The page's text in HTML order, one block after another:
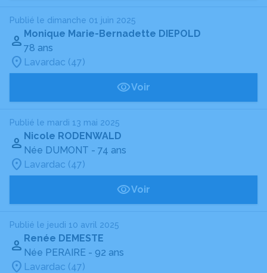
Publié le dimanche 01 juin 2025
Monique Marie-Bernadette DIEPOLD
78 ans
Lavardac (47)
Voir
Publié le mardi 13 mai 2025
Nicole RODENWALD
Née DUMONT - 74 ans
Lavardac (47)
Voir
Publié le jeudi 10 avril 2025
Renée DEMESTE
Née PERAIRE - 92 ans
Lavardac (47)